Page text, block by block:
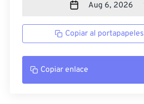
Copiar al portapapeles
Copiar enlace